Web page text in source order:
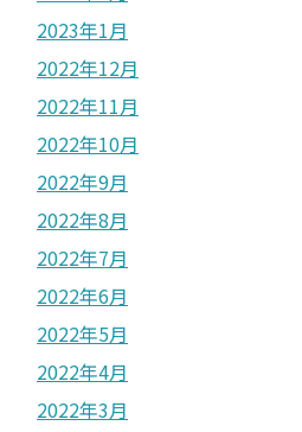
2023年1月
2022年12月
2022年11月
2022年10月
2022年9月
2022年8月
2022年7月
2022年6月
2022年5月
2022年4月
2022年3月